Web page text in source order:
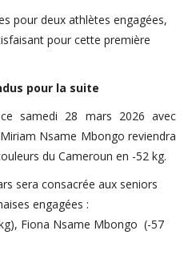
pour deux athlètes engagées,
pour cette première
pour la suite
samedi 28 mars 2026 avec
Nsame Mbongo reviendra
du Cameroun en -52 kg.
sera consacrée aux seniors
engagées :
Fiona Nsame Mbongo (-57